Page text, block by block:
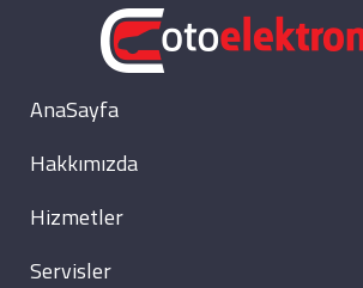
AnaSayfa
Hakkımızda
Hizmetler
Servisler